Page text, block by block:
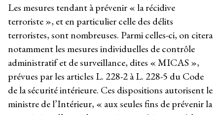
Les mesures tendant à prévenir « la récidive
terroriste », et en particulier celle des délits
terroristes, sont nombreuses. Parmi celles-ci, on citera
notamment les mesures individuelles de contrôle
administratif et de surveillance, dites « MICAS »,
prévues par les articles L. 228-2 à L. 228-5 du Code
de la sécurité intérieure. Ces dispositions autorisent le
ministre de l’Intérieur, « aux seules fins de prévenir la